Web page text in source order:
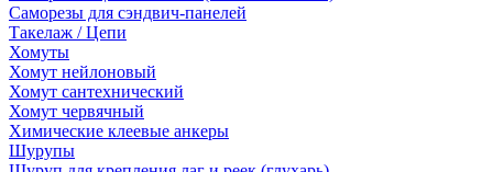
Саморезы для сэндвич-панелей
Такелаж / Цепи
Хомуты
Хомут нейлоновый
Хомут сантехнический
Хомут червячный
Химические клеевые анкеры
Шурупы